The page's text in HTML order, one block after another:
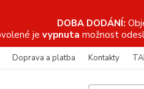
DOBA DODÁNÍ:
je vypnuta možnost
Doprava a platba Kontakty